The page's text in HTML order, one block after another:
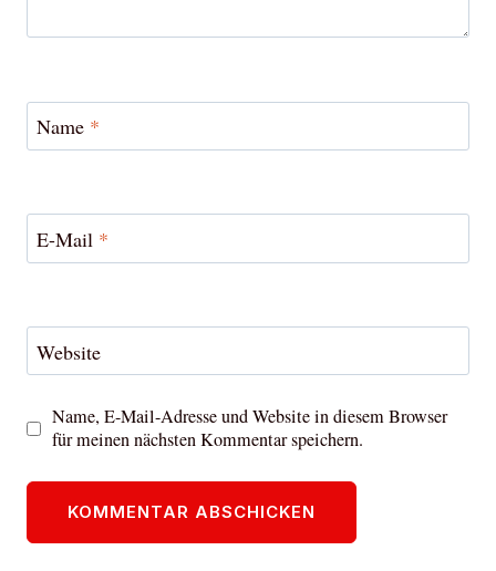
Name *
E-Mail *
Website
Name, E-Mail-Adresse und Website in diesem Browser
für meinen nächsten Kommentar speichern.